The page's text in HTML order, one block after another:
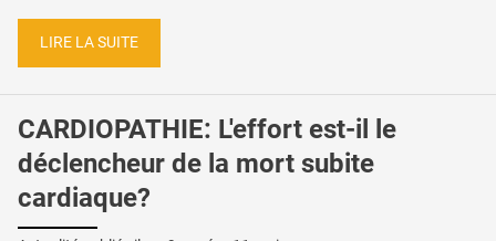
LIRE LA SUITE
CARDIOPATHIE: L'effort est-il le
déclencheur de la mort subite
cardiaque?